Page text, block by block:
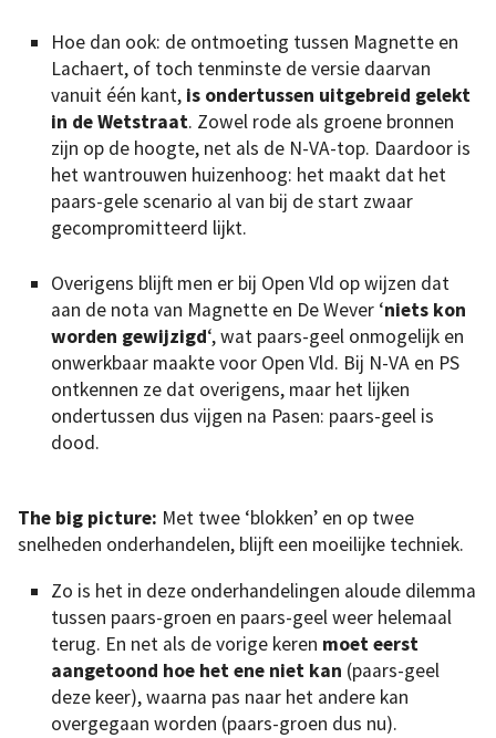
Hoe dan ook: de ontmoeting tussen Magnette en
Lachaert, of toch tenminste de versie daarvan
vanuit één kant, is ondertussen uitgebreid gelekt
in de Wetstraat. Zowel rode als groene bronnen
zijn op de hoogte, net als de N-VA-top. Daardoor is
het wantrouwen huizenhoog: het maakt dat het
paars-gele scenario al van bij de start zwaar
gecompromitteerd lijkt.
Overigens blijft men er bij Open Vld op wijzen dat
aan de nota van Magnette en De Wever ‘niets kon
worden gewijzigd‘, wat paars-geel onmogelijk en
onwerkbaar maakte voor Open Vld. Bij N-VA en PS
ontkennen ze dat overigens, maar het lijken
ondertussen dus vijgen na Pasen: paars-geel is
dood.
The big picture: Met twee ‘blokken’ en op twee
snelheden onderhandelen, blijft een moeilijke techniek.
Zo is het in deze onderhandelingen aloude dilemma
tussen paars-groen en paars-geel weer helemaal
terug. En net als de vorige keren moet eerst
aangetoond hoe het ene niet kan (paars-geel
deze keer), waarna pas naar het andere kan
overgegaan worden (paars-groen dus nu).